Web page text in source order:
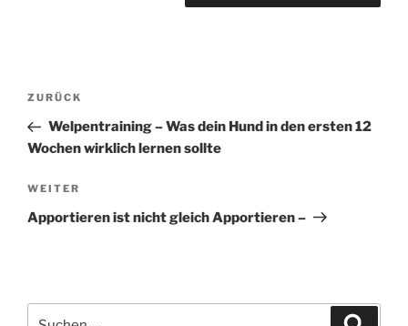
Beitragsnavigation
Vorheriger
Beitrag
ZURÜCK
Welpentraining – Was dein Hund in den ersten 12
Wochen wirklich lernen sollte
Nächster
Beitrag
WEITER
Apportieren ist nicht gleich Apportieren –